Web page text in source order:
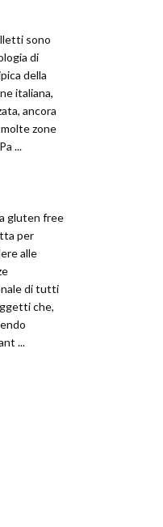
sono
di
della
italiana,
ancora
zone
...
gluten free
per
alle
di tutti
che,
...